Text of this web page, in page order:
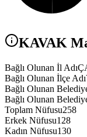
KAVAK
Bağlı Olunan İl Adı
Bağlı Olunan İlçe Adı
Bağlı Olunan
Bağlı Olunan
Toplam Nüfusu258
Erkek Nüfusu128
Kadın Nüfusu130